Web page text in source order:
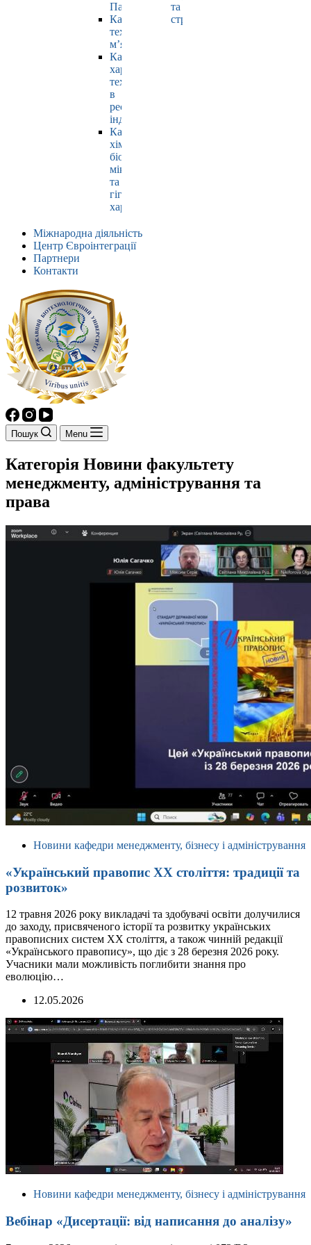
Павлюк
Кафедра
технології
м’яса
Кафедра
харчових
технологій
в
ресторанній
індустрії
Кафедра
хімії,
біохімії,
мікробіології
та
гігієни
харчування
та
страхування
Міжнародна діяльність
Центр Євроінтеграції
Партнери
Контакти
Пошук Menu
Категорія Новини факультету
менеджменту, адміністрування та
права
Новини кафедри менеджменту, бізнесу і адміністрування
«Український правопис ХХ століття: традиції та
розвиток»
12 травня 2026 року викладачі та здобувачі освіти долучилися
до заходу, присвяченого історії та розвитку українських
правописних систем ХХ століття, а також чинній редакції
«Українського правопису», що діє з 28 березня 2026 року.
Учасники мали можливість поглибити знання про
еволюцію…
12.05.2026
Новини кафедри менеджменту, бізнесу і адміністрування
Вебінар «Дисертації: від написання до аналізу»